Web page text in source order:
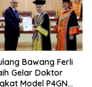
Bawang Ferli
Gelar Doktor
Model P4GN